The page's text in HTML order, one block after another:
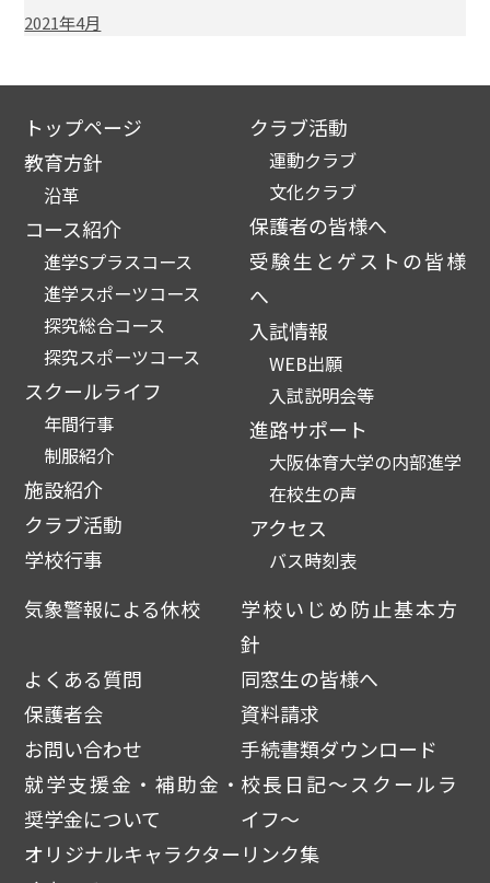
2021年4月
トップページ
教育方針
沿革
コース紹介
進学Sプラスコース
進学スポーツコース
探究総合コース
探究スポーツコース
スクールライフ
年間行事
制服紹介
施設紹介
クラブ活動
学校行事
クラブ活動
運動クラブ
文化クラブ
保護者の皆様へ
受験生とゲストの皆様
へ
入試情報
WEB出願
入試説明会等
進路サポート
大阪体育大学の内部進学
在校生の声
アクセス
バス時刻表
気象警報による休校
学校いじめ防止基本方
針
よくある質問
同窓生の皆様へ
保護者会
資料請求
お問い合わせ
手続書類ダウンロード
就学支援金・補助金・
奨学金について
校長日記～スクールラ
イフ～
オリジナルキャラクター リンク集